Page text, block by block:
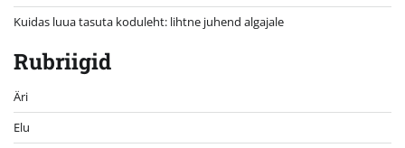
Kuidas luua tasuta koduleht: lihtne juhend algajale
Rubriigid
Äri
Elu